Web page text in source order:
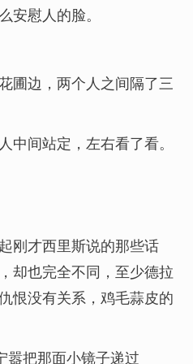
安慰人的脸。
圃边，两个人之间隔了三
中间站定，左右看了看。
刚才西里斯说的那些话
也完全不同，至少德拉
恨没有关系，鸡毛蒜皮的
嚣把那面小镜子递过